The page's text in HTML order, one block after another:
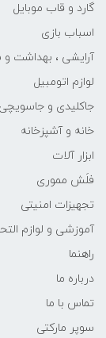
گارد و قاب موبایل
اسباب بازی
آرایشی ، بهداشت
لوازم اتومبیل
جاکلیدی و جاسویچی
خانه و آشپزخانه
ابزار آلات
فلَش مموری
تجهیزات امنیتی
آموزشی و لوازم
راهنما
درباره ما
تماس با ما
سوپر مارکتی